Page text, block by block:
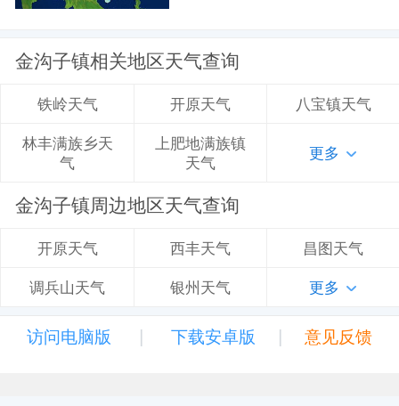
金沟子镇相关地区天气查询
铁岭天气 开原天气 八宝镇天气
林丰满族乡天
气
上肥地满族镇
天气
更多
金沟子镇周边地区天气查询
开原天气 西丰天气 昌图天气
调兵山天气 银州天气 更多
访问电脑版 | 下载安卓版 | 意见反馈